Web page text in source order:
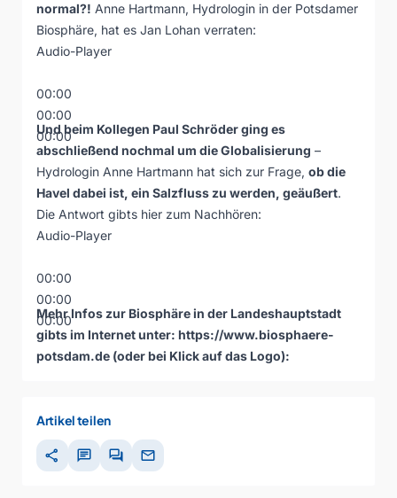
normal?! Anne Hartmann, Hydrologin in der Potsdamer
Biosphäre, hat es Jan Lohan verraten:
Audio-Player
00:00
00:00
00:00
Und beim Kollegen Paul Schröder ging es
abschließend nochmal um die Globalisierung –
Hydrologin Anne Hartmann hat sich zur Frage, ob die
Havel dabei ist, ein Salzfluss zu werden, geäußert.
Die Antwort gibts hier zum Nachhören:
Audio-Player
00:00
00:00
00:00
Mehr Infos zur Biosphäre in der Landeshauptstadt
gibts im Internet unter: https://www.biosphaere-
potsdam.de (oder bei Klick auf das Logo):
Artikel teilen
share chat forum mail